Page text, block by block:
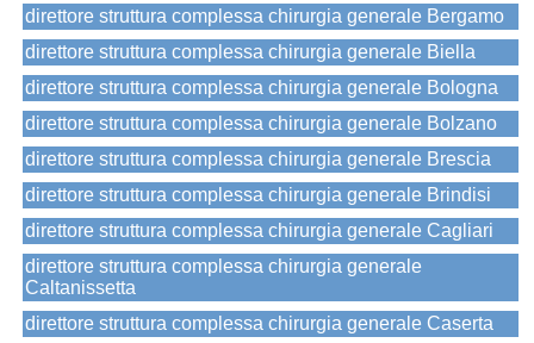
direttore struttura complessa chirurgia generale Bergamo
direttore struttura complessa chirurgia generale Biella
direttore struttura complessa chirurgia generale Bologna
direttore struttura complessa chirurgia generale Bolzano
direttore struttura complessa chirurgia generale Brescia
direttore struttura complessa chirurgia generale Brindisi
direttore struttura complessa chirurgia generale Cagliari
direttore struttura complessa chirurgia generale
Caltanissetta
direttore struttura complessa chirurgia generale Caserta